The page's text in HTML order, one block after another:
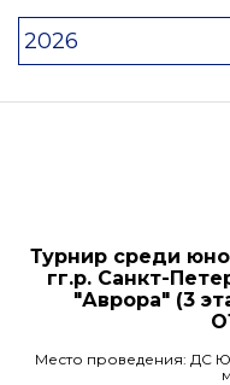
Турнир среди
гг.р. Санкт-
"Аврора" (3
Место проведения: ДС